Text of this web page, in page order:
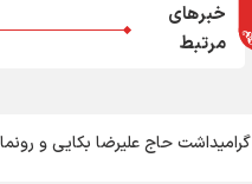
خبرهای
مرتبط
گرامیداشت حاج علیرضا بکایی و